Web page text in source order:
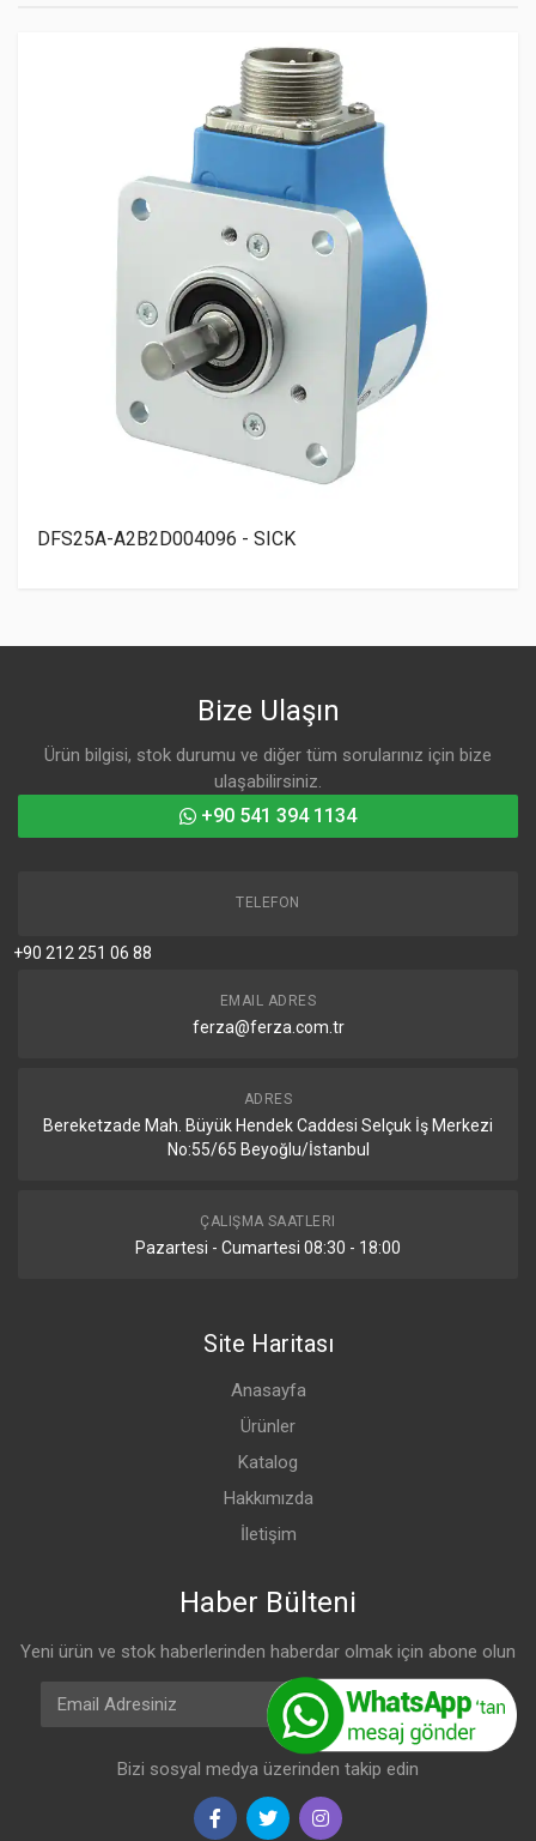
DFS25A-A2B2D004096 - SICK
Bize Ulaşın
Ürün bilgisi, stok durumu ve diğer tüm sorularınız için bize
ulaşabilirsiniz.
+90 541 394 1134
TELEFON
+90 212 251 06 88
EMAIL ADRES
ferza@ferza.com.tr
ADRES
Bereketzade Mah. Büyük Hendek Caddesi Selçuk İş Merkezi
No:55/65 Beyoğlu/İstanbul
ÇALIŞMA SAATLERI
Pazartesi - Cumartesi 08:30 - 18:00
Site Haritası
Anasayfa
Ürünler
Katalog
Hakkımızda
İletişim
Haber Bülteni
Yeni ürün ve stok haberlerinden haberdar olmak için abone olun
Email Adresiniz
Abone Olun
Bizi sosyal medya üzerinden takip edin